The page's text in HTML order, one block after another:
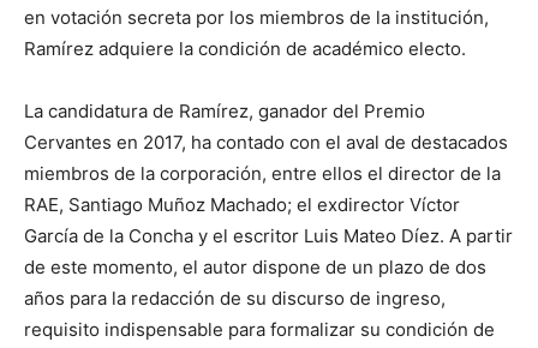
en votación secreta por los miembros de la institución,
Ramírez adquiere la condición de académico electo.
La candidatura de Ramírez, ganador del Premio
Cervantes en 2017, ha contado con el aval de destacados
miembros de la corporación, entre ellos el director de la
RAE, Santiago Muñoz Machado; el exdirector Víctor
García de la Concha y el escritor Luis Mateo Díez. A partir
de este momento, el autor dispone de un plazo de dos
años para la redacción de su discurso de ingreso,
requisito indispensable para formalizar su condición de